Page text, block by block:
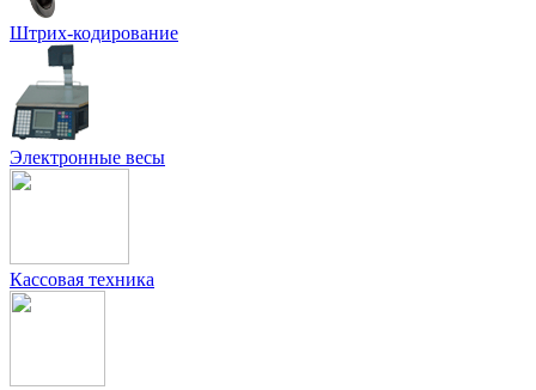
Штрих-кодирование
Электронные весы
Кассовая техника